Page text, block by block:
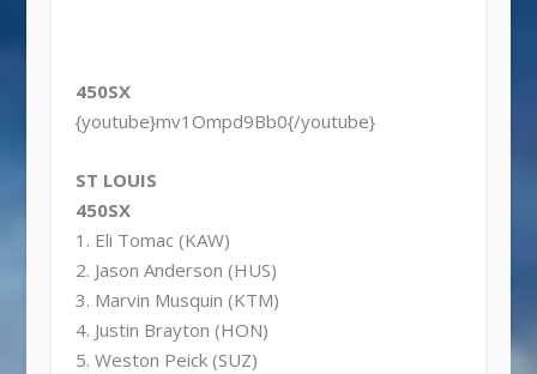
450SX
{youtube}mv1Ompd9Bb0{/youtube}
ST LOUIS
450SX
1. Eli Tomac (KAW)
2. Jason Anderson (HUS)
3. Marvin Musquin (KTM)
4. Justin Brayton (HON)
5. Weston Peick (SUZ)